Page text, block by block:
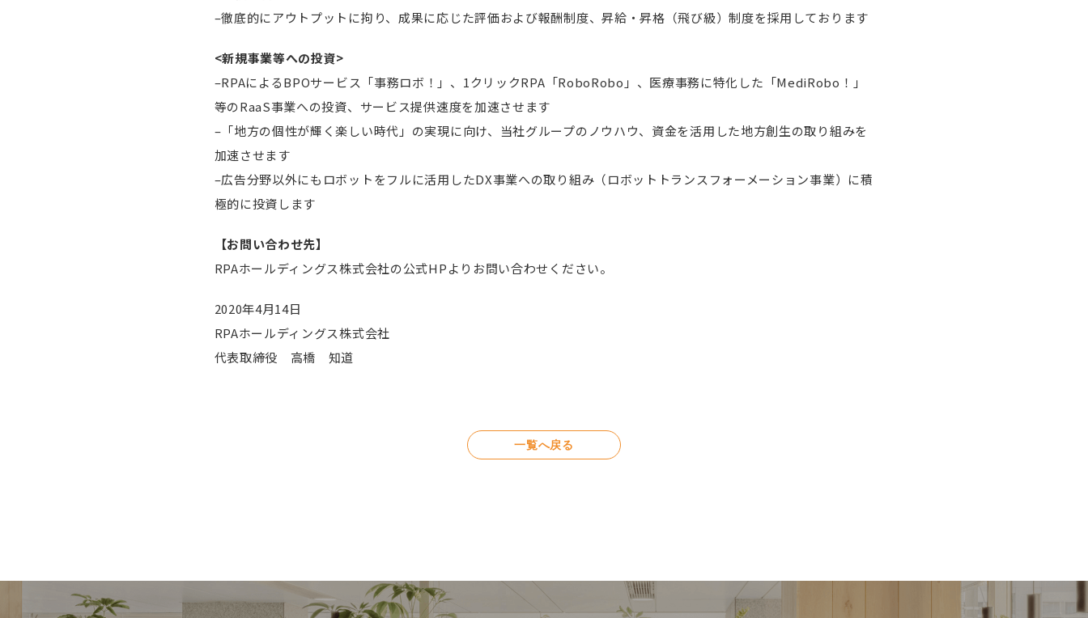
–徹底的にアウトプットに拘り、成果に応じた評価および報酬制度、昇給・昇格（飛び級）制度を採用しております
<新規事業等への投資>
–RPAによるBPOサービス「事務ロボ！」、1クリックRPA「RoboRobo」、医療事務に特化した「MediRobo！」
等のRaaS事業への投資、サービス提供速度を加速させます
–「地方の個性が輝く楽しい時代」の実現に向け、当社グループのノウハウ、資金を活用した地方創生の取り組みを
加速させます
–広告分野以外にもロボットをフルに活用したDX事業への取り組み（ロボットトランスフォーメーション事業）に積
極的に投資します
【お問い合わせ先】
RPAホールディングス株式会社の公式HPよりお問い合わせください。
2020年4月14日
RPAホールディングス株式会社
代表取締役 高橋 知道
一覧へ戻る